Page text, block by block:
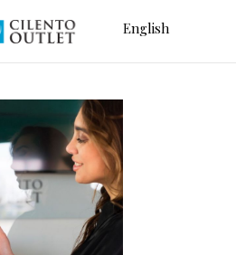
English